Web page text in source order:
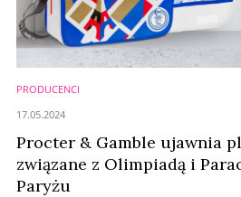
PRODUCENCI
Procter & Gamble ujawnia
związane z Olimpiadą i
Paryżu
17.05.2024